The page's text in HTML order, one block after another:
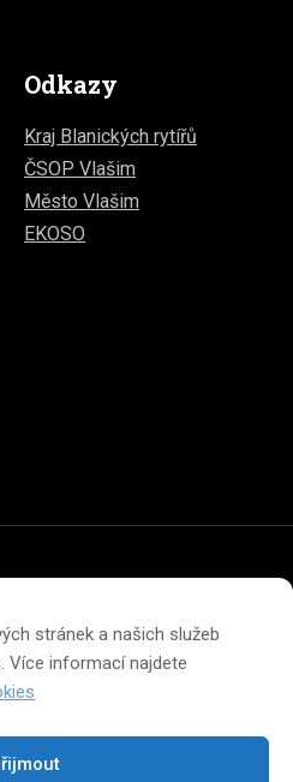
stránek a našich služeb
Více informací najdete
Odkazy
Kraj Blanických rytířů
ČSOP Vlašim
Město Vlašim
EKOSO
Prohlášení o ochraně soukromí